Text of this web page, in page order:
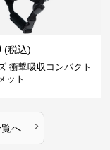
(税込)
衝撃吸収コンパクト
ット
へ ›